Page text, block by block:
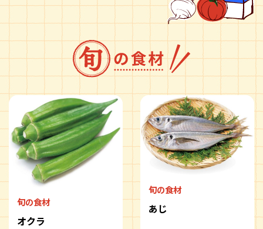
旬の食材
オクラ
旬の食材
あじ